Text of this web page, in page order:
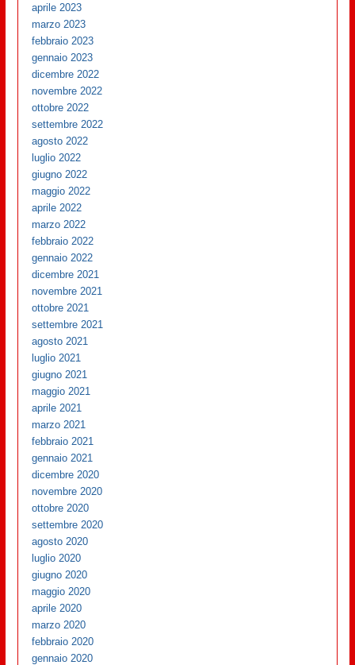
aprile 2023
marzo 2023
febbraio 2023
gennaio 2023
dicembre 2022
novembre 2022
ottobre 2022
settembre 2022
agosto 2022
luglio 2022
giugno 2022
maggio 2022
aprile 2022
marzo 2022
febbraio 2022
gennaio 2022
dicembre 2021
novembre 2021
ottobre 2021
settembre 2021
agosto 2021
luglio 2021
giugno 2021
maggio 2021
aprile 2021
marzo 2021
febbraio 2021
gennaio 2021
dicembre 2020
novembre 2020
ottobre 2020
settembre 2020
agosto 2020
luglio 2020
giugno 2020
maggio 2020
aprile 2020
marzo 2020
febbraio 2020
gennaio 2020